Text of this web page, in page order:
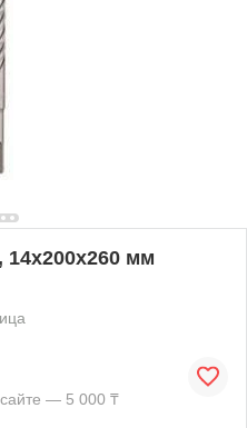
14x200x260 мм
— 5 000 ₸